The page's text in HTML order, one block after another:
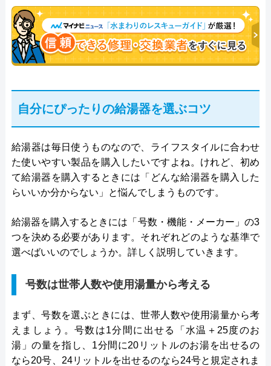
自分にぴったりの給湯器を選ぶコツ
給湯器は毎日使うものなので、ライフスタイルに合わせ
た使いやすい製品を購入したいですよね。けれど、初め
て給湯器を購入するときには「どんな給湯器を購入した
らいいか分からない」と悩んでしまうものです。
給湯器を購入するときには「号数・機能・メーカー」の3
つを決める必要があります。それぞれどのような基準で
選べばいいのでしょうか。詳しく説明していきます。
号数は世帯人数や使用湯量から考える
まず、号数を選ぶときには、世帯人数や使用湯量から考
えましょう。号数は1分間に出せる「水温＋25度のお
湯」の量を指し、1分間に20リットルのお湯を出せるの
なら20号、24リットルを出せるのなら24号と規定されま